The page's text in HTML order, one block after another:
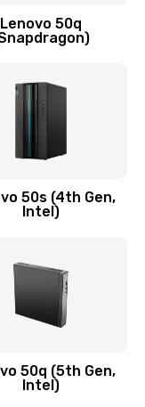
Lenovo 50q
50s (4th Gen,
Intel)
50q (5th Gen,
Intel)